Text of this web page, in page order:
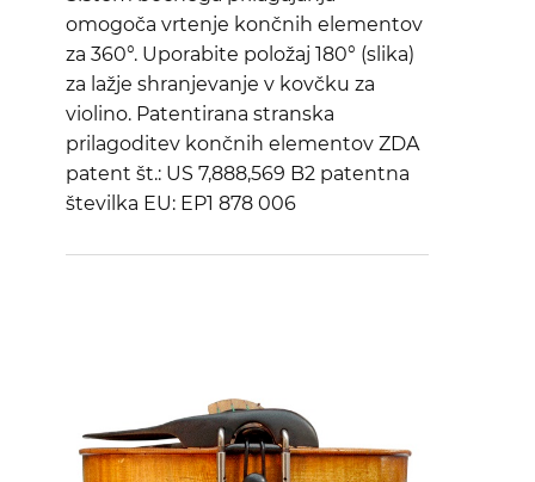
omogoča vrtenje končnih elementov
za 360°. Uporabite položaj 180° (slika)
za lažje shranjevanje v kovčku za
violino. Patentirana stranska
prilagoditev končnih elementov ZDA
patent št.: US 7,888,569 B2 patentna
številka EU: EP1 878 006